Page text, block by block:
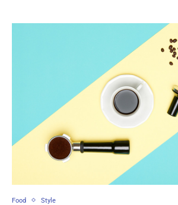
Food Style